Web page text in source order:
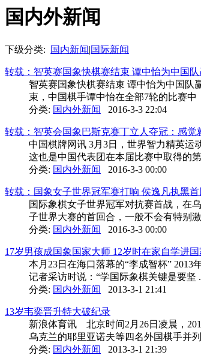
国内外新闻
下级分类: 国内新闻|国际新闻
转载：智英赛国象快棋赛结束 谭中怡为中国队
智英赛国象快棋赛结束 谭中怡为中国队
束，中国棋手谭中怡在全部7轮的比赛中
分类: 国内外新闻 2016-3-3 22:04
转载：智英会国象巴斯克赛丁立人夺冠：感觉
中国棋牌网讯 3月3日，世界智力精英运
这也是中国代表团在本届比赛中取得的
分类: 国内外新闻 2016-3-3 00:00
转载：国象女子世界冠军赛打响 侯逸凡执黑
国际象棋女子世界冠军对抗赛首战，在
子世界大赛的首回合，一般不会有特别
分类: 国内外新闻 2016-3-3 00:00
17岁男孩成国象国家大师 12岁时在家自学进国
本月23日在海口落幕的“李成智杯”
记者采访时说：“学国际象棋关键是要坚
分类: 国内外新闻 2013-3-1 21:41
13岁韦奕晋升特大破纪录
新浪体育讯 北京时间2月26日凌晨，
乌克兰的耶里亚诺夫等四名外国棋手并
分类: 国内外新闻 2013-3-1 21:39